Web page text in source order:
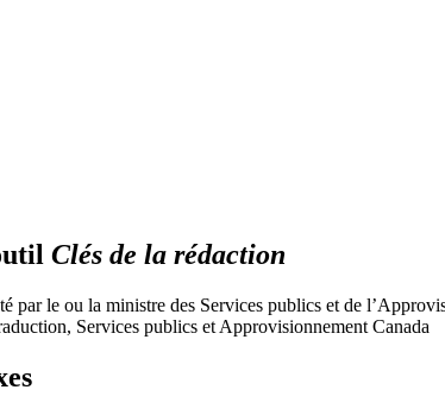
Clés de la rédaction
par le ou la ministre des Services publics et de
Services publics et Approvisionnement Canada